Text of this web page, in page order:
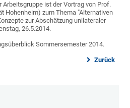
ist der Vortrag von Prof.
Hohenheim) zum Thema "Alternativen
zur Abschätzung unilateraler
26.5.2014.
Sommersemester 2014.
Zurück